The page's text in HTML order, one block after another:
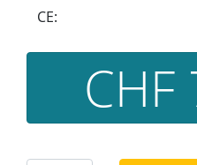
CE:
CHF